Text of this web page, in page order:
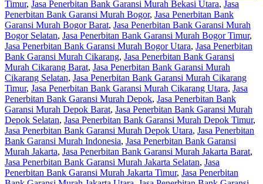
Timur, Jasa Penerbitan Bank Garansi Murah Bekasi Utara, Jasa
Penerbitan Bank Garansi Murah Bogor, Jasa Penerbitan Bank
Garansi Murah Bogor Barat, Jasa Penerbitan Bank Garansi Murah
Bogor Selatan, Jasa Penerbitan Bank Garansi Murah Bogor Timur,
Jasa Penerbitan Bank Garansi Murah Bogor Utara, Jasa Penerbitan
Bank Garansi Murah Cikarang, Jasa Penerbitan Bank Garansi
Murah Cikarang Barat, Jasa Penerbitan Bank Garansi Murah
Cikarang Selatan, Jasa Penerbitan Bank Garansi Murah Cikarang
Timur, Jasa Penerbitan Bank Garansi Murah Cikarang Utara, Jasa
Penerbitan Bank Garansi Murah Depok, Jasa Penerbitan Bank
Garansi Murah Depok Barat, Jasa Penerbitan Bank Garansi Murah
Depok Selatan, Jasa Penerbitan Bank Garansi Murah Depok Timur,
Jasa Penerbitan Bank Garansi Murah Depok Utara, Jasa Penerbitan
Bank Garansi Murah Indonesia, Jasa Penerbitan Bank Garansi
Murah Jakarta, Jasa Penerbitan Bank Garansi Murah Jakarta Barat,
Jasa Penerbitan Bank Garansi Murah Jakarta Selatan, Jasa
Penerbitan Bank Garansi Murah Jakarta Timur, Jasa Penerbitan